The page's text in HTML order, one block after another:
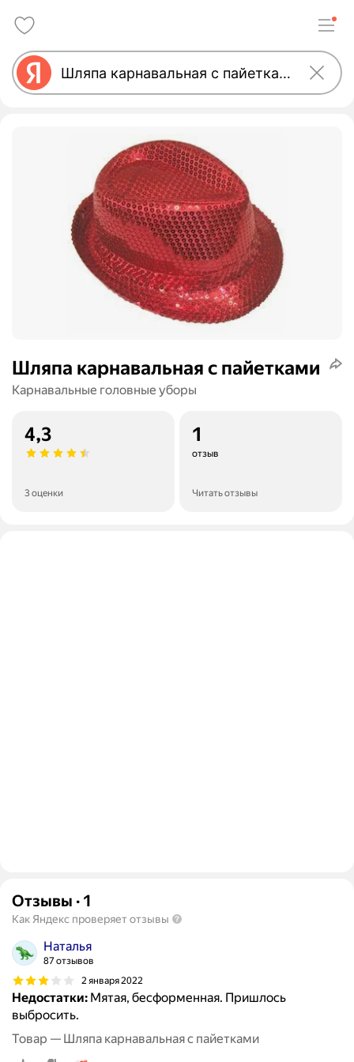
Шляпа карнавальная с пайетками
Карнавальные головные уборы
4,3
3 оценки
1
отзыв
Читать отзывы
Отзывы · 1
Как Яндекс проверяет отзывы
Наталья
87 отзывов
2 января 2022
Недостатки: Мятая, бесформенная. Пришлось
выбросить.
Товар — Шляпа карнавальная с пайетками